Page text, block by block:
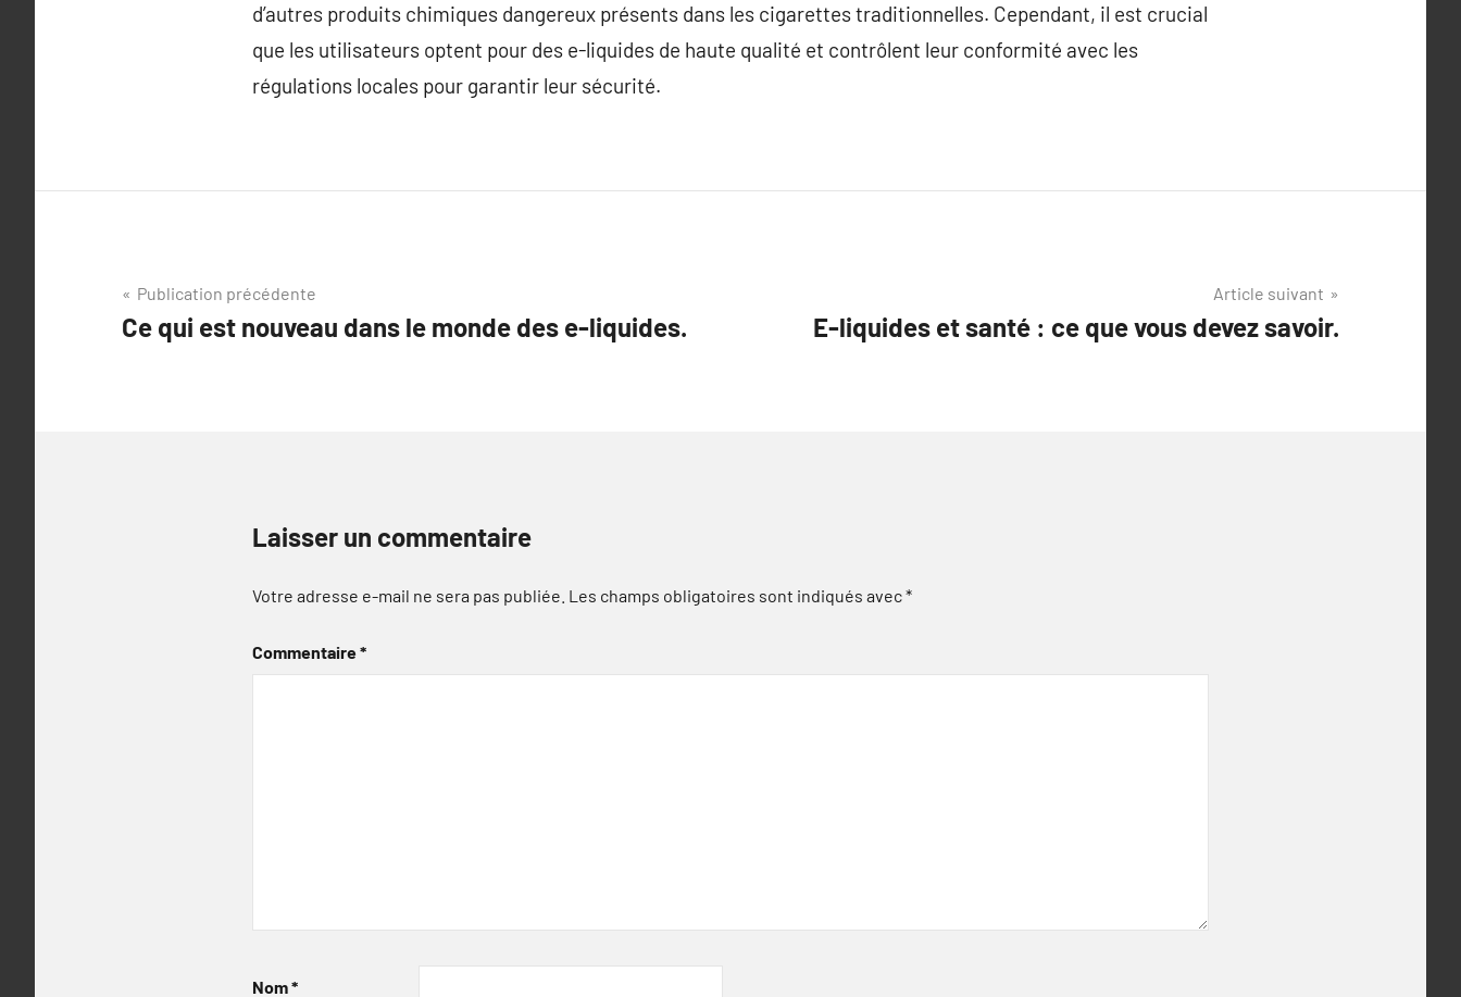
d’autres produits chimiques dangereux présents dans les cigarettes traditionnelles. Cependant, il est crucial
que les utilisateurs optent pour des e-liquides de haute qualité et contrôlent leur conformité avec les
régulations locales pour garantir leur sécurité.
Navigation
de
Publication précédente
Ce qui est nouveau dans le monde des e-liquides.
Article suivant
E-liquides et santé : ce que vous devez savoir.
Laisser un commentaire
Votre adresse e-mail ne sera pas publiée. Les champs obligatoires sont indiqués avec*
Commentaire*
Nom*